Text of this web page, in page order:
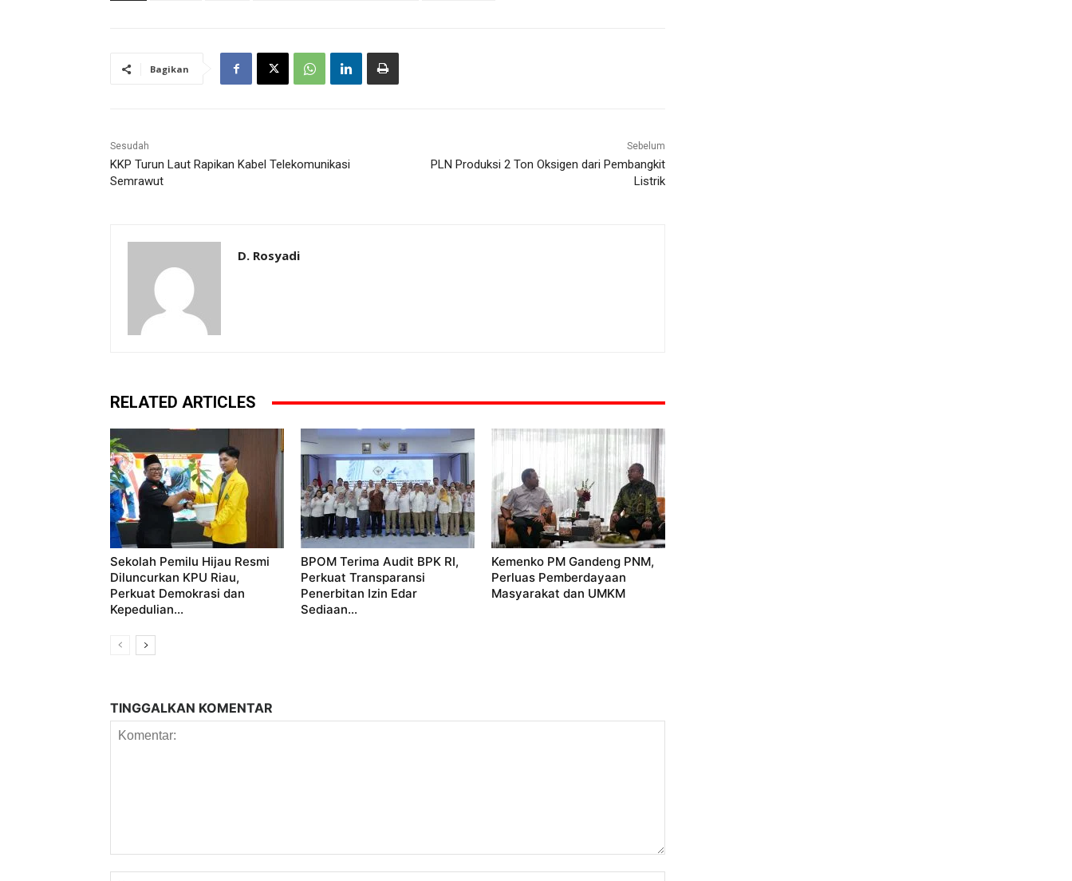
Bagikan
Sesudah
KKP Turun Laut Rapikan Kabel Telekomunikasi
Semrawut
Sebelum
PLN Produksi 2 Ton Oksigen dari Pembangkit
Listrik
D. Rosyadi
RELATED ARTICLES
Sekolah Pemilu Hijau Resmi
Diluncurkan KPU Riau,
Perkuat Demokrasi dan
Kepedulian...
BPOM Terima Audit BPK RI,
Perkuat Transparansi
Penerbitan Izin Edar
Sediaan...
Kemenko PM Gandeng PNM,
Perluas Pemberdayaan
Masyarakat dan UMKM
TINGGALKAN KOMENTAR